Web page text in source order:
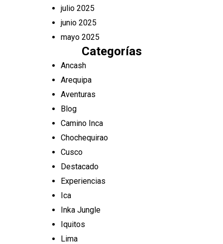
julio 2025
junio 2025
mayo 2025
Categorías
Ancash
Arequipa
Aventuras
Blog
Camino Inca
Chochequirao
Cusco
Destacado
Experiencias
Ica
Inka Jungle
Iquitos
Lima